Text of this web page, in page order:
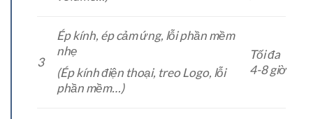
3
Ép kính, ép cảm ứng, lỗi phần mềm
nhẹ
(Ép kính điện thoại, treo Logo, lỗi
phần mềm…)
Tối đa
4-8 giờ